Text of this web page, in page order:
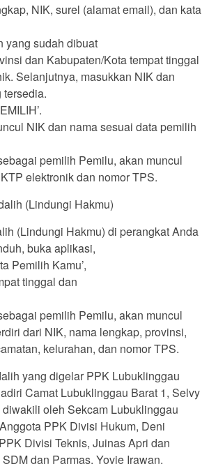
NIK, surel (alamat email), dan kata
yang sudah dibuat
dan Kabupaten/Kota tempat tinggal
Selanjutnya, masukkan NIK dan
tersedia.
NIK dan nama sesuai data pemilih
pemilih Pemilu, akan muncul
elektronik dan nomor TPS.
(Lindungi Hakmu)
(Lindungi Hakmu) di perangkat Anda
buka aplikasi,
Pemilih Kamu’,
tinggal dan
pemilih Pemilu, akan muncul
dari NIK, nama lengkap, provinsi,
kelurahan, dan nomor TPS.
yang digelar PPK Lubuklinggau
Camat Lubuklinggau Barat 1, Selvy
oleh Sekcam Lubuklinggau
PPK Divisi Hukum, Deni
Divisi Teknis, Juinas Apri dan
dan Parmas, Yovie Irawan.